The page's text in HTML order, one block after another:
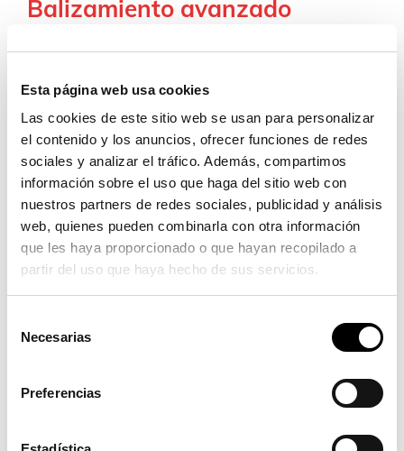
Esta página web usa cookies
Las cookies de este sitio web se usan para personalizar
el contenido y los anuncios, ofrecer funciones de redes
sociales y analizar el tráfico. Además, compartimos
información sobre el uso que haga del sitio web con
nuestros partners de redes sociales, publicidad y análisis
web, quienes pueden combinarla con otra información
que les haya proporcionado o que hayan recopilado a
partir del uso que haya hecho de sus servicios.
Necesarias
Preferencias
Balizamiento avanzado
El balizamiento avanzado se ha posicionado como
seguridad urbana, proporcionando soluciones
efectivas para mejorar la seguridad vial en
nuestras ciudades.
Estos sistemas, que
comprenden una variedad de
dispositivos
como balizas, conos y elementos de
advertencia, desempeñan un papel crucial en la
protección y contención en momentos críticos,
especialmente en condiciones de baja visibilidad
Desde puntos de alto riesgo como glorietas hasta
áreas concurridas como los carriles bici,
demarcación clara y efectiva de los espacios viales
aumentando así la visibilidad y conciencia de los